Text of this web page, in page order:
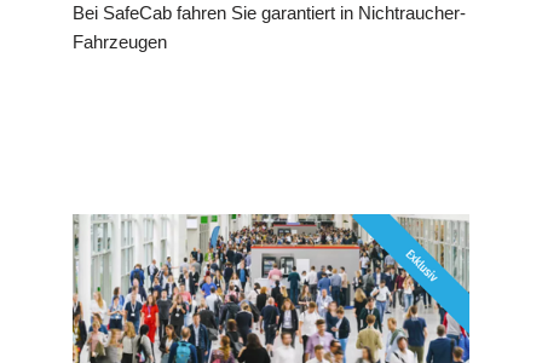
Bei SafeCab fahren Sie garantiert in Nichtraucher-
Fahrzeugen